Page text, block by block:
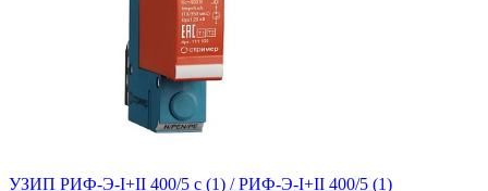
УЗИП РИФ-Э-I+II 400/5 c (1) / РИФ-Э-I+II 400/5 (1)